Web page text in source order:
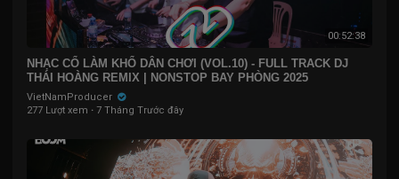
00:52:38
NHẠC CỔ LÀM KHỔ DÂN CHƠI (VOL.10) - FULL TRACK DJ
THÁI HOÀNG REMIX | NONSTOP BAY PHÒNG 2025
VietNamProducer
277 Lượt xem · 7 Tháng Trước đây